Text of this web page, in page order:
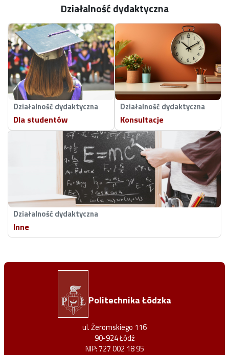
Działalność dydaktyczna
Działalność dydaktyczna
Dla studentów
Działalność dydaktyczna
Konsultacje
Działalność dydaktyczna
Inne
Politechnika Łódzka
ul. Żeromskiego 116
90-924 Łódź
NIP: 727 002 18 95